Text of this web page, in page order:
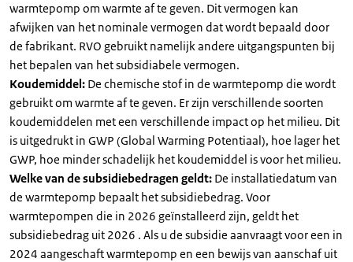
warmtepomp om warmte af te geven. Dit vermogen kan
afwijken van het nominale vermogen dat wordt bepaald door
de fabrikant. RVO gebruikt namelijk andere uitgangspunten bij
het bepalen van het subsidiabele vermogen.
Koudemiddel: De chemische stof in de warmtepomp die wordt
gebruikt om warmte af te geven. Er zijn verschillende soorten
koudemiddelen met een verschillende impact op het milieu. Dit
is uitgedrukt in GWP (Global Warming Potentiaal), hoe lager het
GWP, hoe minder schadelijk het koudemiddel is voor het milieu.
Welke van de subsidiebedragen geldt: De installatiedatum van
de warmtepomp bepaalt het subsidiebedrag. Voor
warmtepompen die in 2026 geïnstalleerd zijn, geldt het
subsidiebedrag uit 2026 . Als u de subsidie aanvraagt voor een in
2024 aangeschaft warmtepomp en een bewijs van aanschaf uit